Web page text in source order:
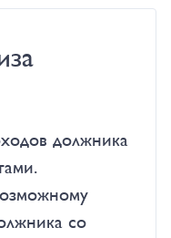
должника
со